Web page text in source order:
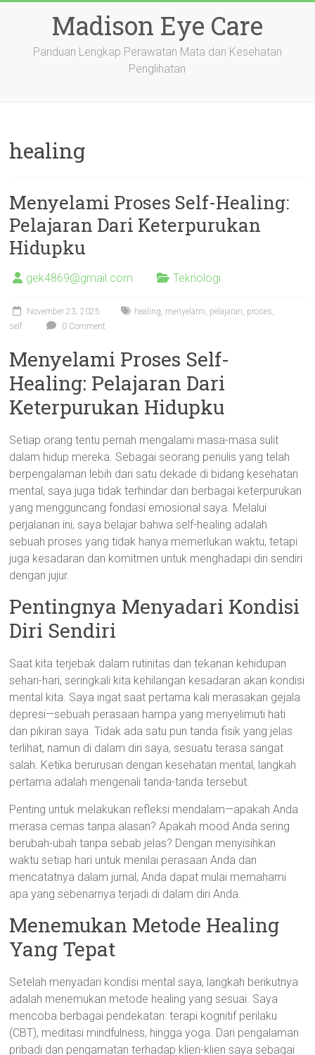
Madison Eye Care
Panduan Lengkap Perawatan Mata dan Kesehatan
Penglihatan
healing
Menyelami Proses Self-Healing:
Pelajaran Dari Keterpurukan
Hidupku
gek4869@gmail.com Teknologi
November 23, 2025 healing, menyelami, pelajaran, proses,
self
0 Comment
Menyelami Proses Self-
Healing: Pelajaran Dari
Keterpurukan Hidupku
Setiap orang tentu pernah mengalami masa-masa sulit
dalam hidup mereka. Sebagai seorang penulis yang telah
berpengalaman lebih dari satu dekade di bidang kesehatan
mental, saya juga tidak terhindar dari berbagai keterpurukan
yang mengguncang fondasi emosional saya. Melalui
perjalanan ini, saya belajar bahwa self-healing adalah
sebuah proses yang tidak hanya memerlukan waktu, tetapi
juga kesadaran dan komitmen untuk menghadapi diri sendiri
dengan jujur.
Pentingnya Menyadari Kondisi
Diri Sendiri
Saat kita terjebak dalam rutinitas dan tekanan kehidupan
sehari-hari, seringkali kita kehilangan kesadaran akan kondisi
mental kita. Saya ingat saat pertama kali merasakan gejala
depresi—sebuah perasaan hampa yang menyelimuti hati
dan pikiran saya. Tidak ada satu pun tanda fisik yang jelas
terlihat, namun di dalam diri saya, sesuatu terasa sangat
salah. Ketika berurusan dengan kesehatan mental, langkah
pertama adalah mengenali tanda-tanda tersebut.
Penting untuk melakukan refleksi mendalam—apakah Anda
merasa cemas tanpa alasan? Apakah mood Anda sering
berubah-ubah tanpa sebab jelas? Dengan menyisihkan
waktu setiap hari untuk menilai perasaan Anda dan
mencatatnya dalam jurnal, Anda dapat mulai memahami
apa yang sebenarnya terjadi di dalam diri Anda.
Menemukan Metode Healing
Yang Tepat
Setelah menyadari kondisi mental saya, langkah berikutnya
adalah menemukan metode healing yang sesuai. Saya
mencoba berbagai pendekatan: terapi kognitif perilaku
(CBT), meditasi mindfulness, hingga yoga. Dari pengalaman
pribadi dan pengamatan terhadap klien-klien saya sebagai